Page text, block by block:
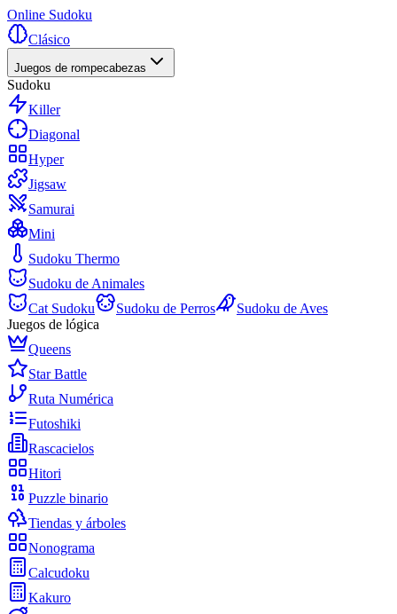
Online Sudoku
Clásico
Juegos de rompecabezas
Sudoku
Killer
Diagonal
Hyper
Jigsaw
Samurai
Mini
Sudoku Thermo
Sudoku de Animales
Cat Sudoku
Sudoku de Perros
Sudoku de Aves
Juegos de lógica
Queens
Star Battle
Ruta Numérica
Futoshiki
Rascacielos
Hitori
Puzzle binario
Tiendas y árboles
Nonograma
Calcudoku
Kakuro